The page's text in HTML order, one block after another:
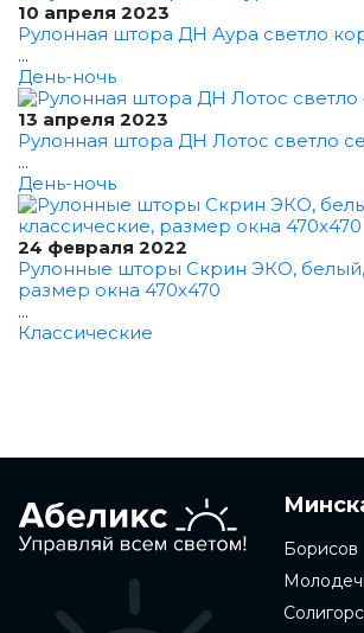
10 апреля 2023
Рулонная штора ДН Аура светло
...
День-ночь
13 апреля 2023
Рулонная штора ДН Лотос светло
...
День-ночь
24 февраля 2022
Рулонные шторы Скрин ЭКО, белый,
размер окна 470x470
...
Классические
Борисов